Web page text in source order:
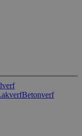
Betonverf